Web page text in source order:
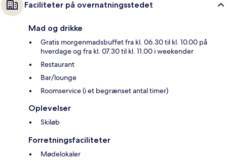
Faciliteter på overnatningsstedet
Mad og drikke
Gratis morgenmadsbuffet fra kl. 06.30 til kl. 10.00 på
hverdage og fra kl. 07.30 til kl. 11.00 i weekender
Restaurant
Bar/lounge
Roomservice (i et begrænset antal timer)
Oplevelser
Skiløb
Forretningsfaciliteter
Mødelokaler